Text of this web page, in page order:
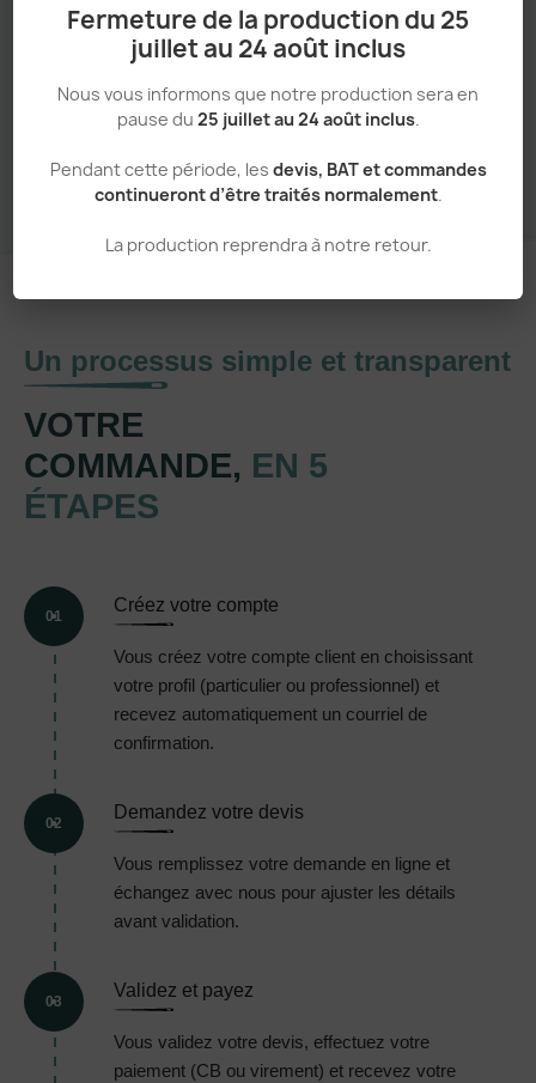
Fermeture de la production du 25
juillet au 24 août inclus
Nous vous informons que notre production sera en
pause du 25 juillet au 24 août inclus.
Pendant cette période, les devis, BAT et commandes
continueront d’être traités normalement.
La production reprendra à notre retour.
Sans minimum de commande
Un processus simple et transparent
VOTRE
COMMANDE, EN 5
ÉTAPES
01
Créez votre compte
Vous créez votre compte client en choisissant
votre profil (particulier ou professionnel) et
recevez automatiquement un courriel de
confirmation.
02
Demandez votre devis
Vous remplissez votre demande en ligne et
échangez avec nous pour ajuster les détails
avant validation.
03
Validez et payez
Vous validez votre devis, effectuez votre
paiement (CB ou virement) et recevez votre